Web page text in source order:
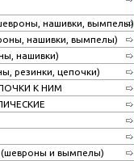
нашивки, вымпелы)
нашивки, вымпелы)
нашивки)
резинки, цепочки)
К НИМ
и вымпелы)